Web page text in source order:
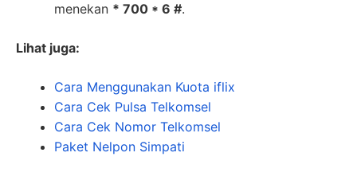
menekan * 700 * 6 #.
Lihat juga:
Cara Menggunakan Kuota iflix
Cara Cek Pulsa Telkomsel
Cara Cek Nomor Telkomsel
Paket Nelpon Simpati